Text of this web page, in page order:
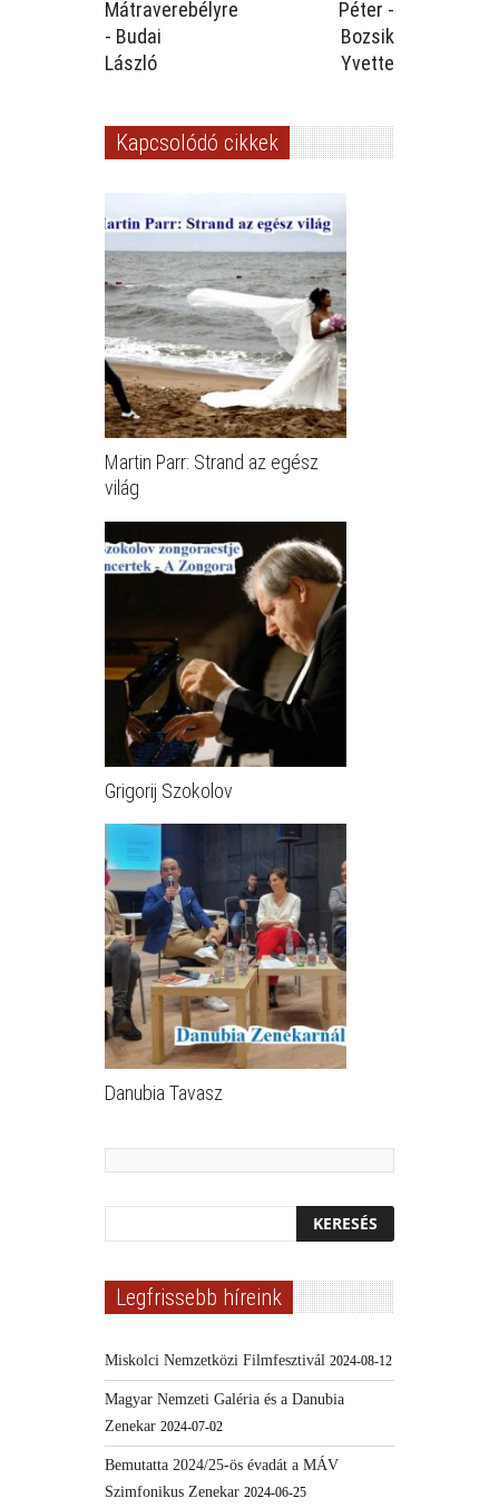
Mátraverebélyre
- Budai
László
Péter -
Bozsik
Yvette
Kapcsolódó cikkek
Martin Parr: Strand az egész
világ
Grigorij Szokolov
Danubia Tavasz
Legfrissebb híreink
Miskolci Nemzetközi Filmfesztivál 2024-08-12
Magyar Nemzeti Galéria és a Danubia
Zenekar 2024-07-02
Bemutatta 2024/25-ös évadát a MÁV
Szimfonikus Zenekar 2024-06-25